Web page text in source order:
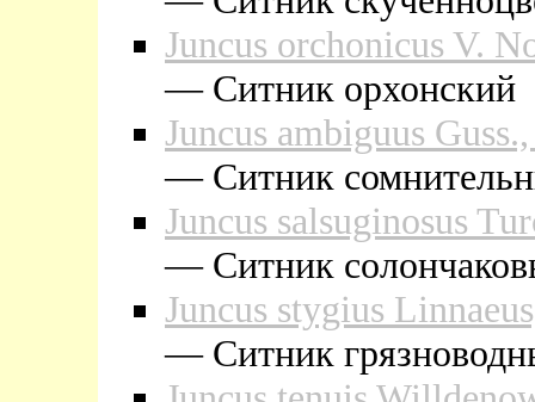
Juncus orchonicus V.
— Cитник орхонский
Juncus ambiguus
— Cитник
Juncus salsuginosus
— Cитник
Juncus stygius
— Cитник